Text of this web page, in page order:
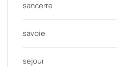
sancerre
savoie
sejour